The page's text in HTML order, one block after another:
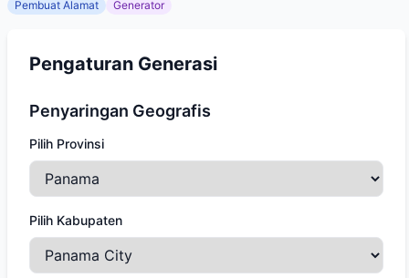
Pembuat Alamat Generator
Pengaturan Generasi
Penyaringan Geografis
Pilih Provinsi
Pilih Kabupaten